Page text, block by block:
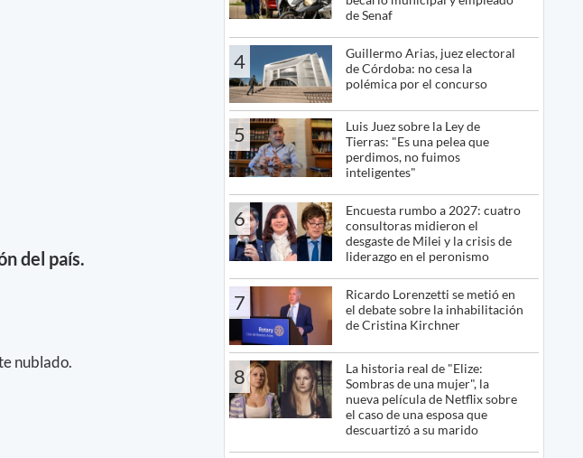
del país.
nublado.
de Senaf
4
Guillermo Arias, juez electoral
de Córdoba: no cesa la
polémica por el concurso
5
Luis Juez sobre la Ley de
Tierras: "Es una pelea que
perdimos, no fuimos
inteligentes"
6
Encuesta rumbo a 2027: cuatro
consultoras midieron el
desgaste de Milei y la crisis de
liderazgo en el peronismo
7
Ricardo Lorenzetti se metió en
el debate sobre la inhabilitación
de Cristina Kirchner
8
La historia real de "Elize:
Sombras de una mujer", la
nueva película de Netflix sobre
el caso de una esposa que
descuartizó a su marido